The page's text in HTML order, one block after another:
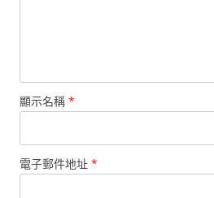
顯示名稱 *
電子郵件地址 *